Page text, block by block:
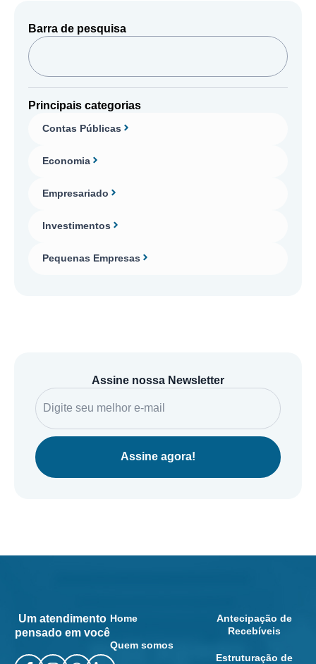
Barra de pesquisa
Principais categorias
Contas Públicas
Economia
Empresariado
Investimentos
Pequenas Empresas
Assine nossa Newsletter
Assine agora!
Um atendimento
pensado em você
Home
Quem somos
Antecipação de
Recebíveis
Estruturação de